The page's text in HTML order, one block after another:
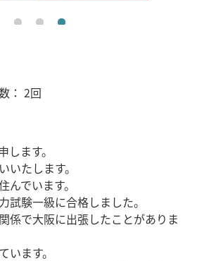
：2回
ます。
いたします。
でいます。
試験一級に合格しました。
係で大阪に出張したことがありま
います。